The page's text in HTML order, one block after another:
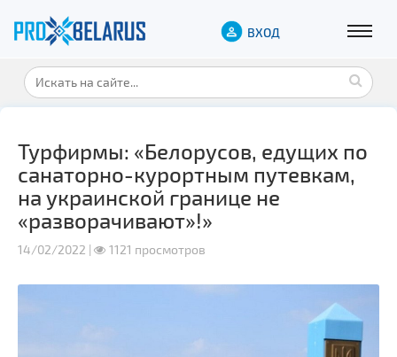
ВХОД
Турфирмы: «Белорусов, едущих по
санаторно-курортным путевкам,
на украинской границе не
«разворачивают»!»
14/02/2022 | 1121 просмотров